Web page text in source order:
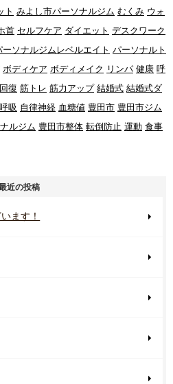
ト みよし市パーソナルジム むくみ ウォ
首 セルフケア ダイエット デスクワーク
ーソナルジムレベルエイト パーソナルト
ボディケア ボディメイク リンパ 健康 呼
復 筋トレ 筋力アップ 結婚式 結婚式ダ
吸 自律神経 血糖値 豊田市 豊田市ジム
ルジム 豊田市整体 転倒防止 運動 食事
近の投稿
ます！